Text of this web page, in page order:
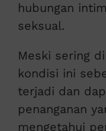
hubungan
seksual.
Meski sering
kondisi ini
terjadi dan
penanganan
mengetahui